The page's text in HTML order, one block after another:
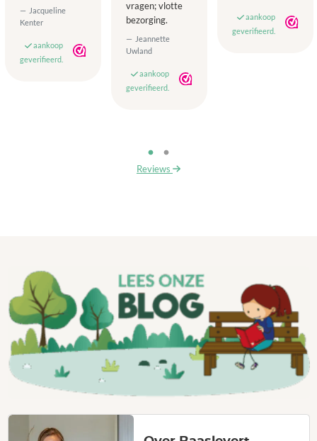
Jacqueline
Kenter
aankoop
geverifieerd.
vragen; vlotte
bezorging.
Jeannette
Uwland
aankoop
geverifieerd.
aankoop
geverifieerd.
Reviews